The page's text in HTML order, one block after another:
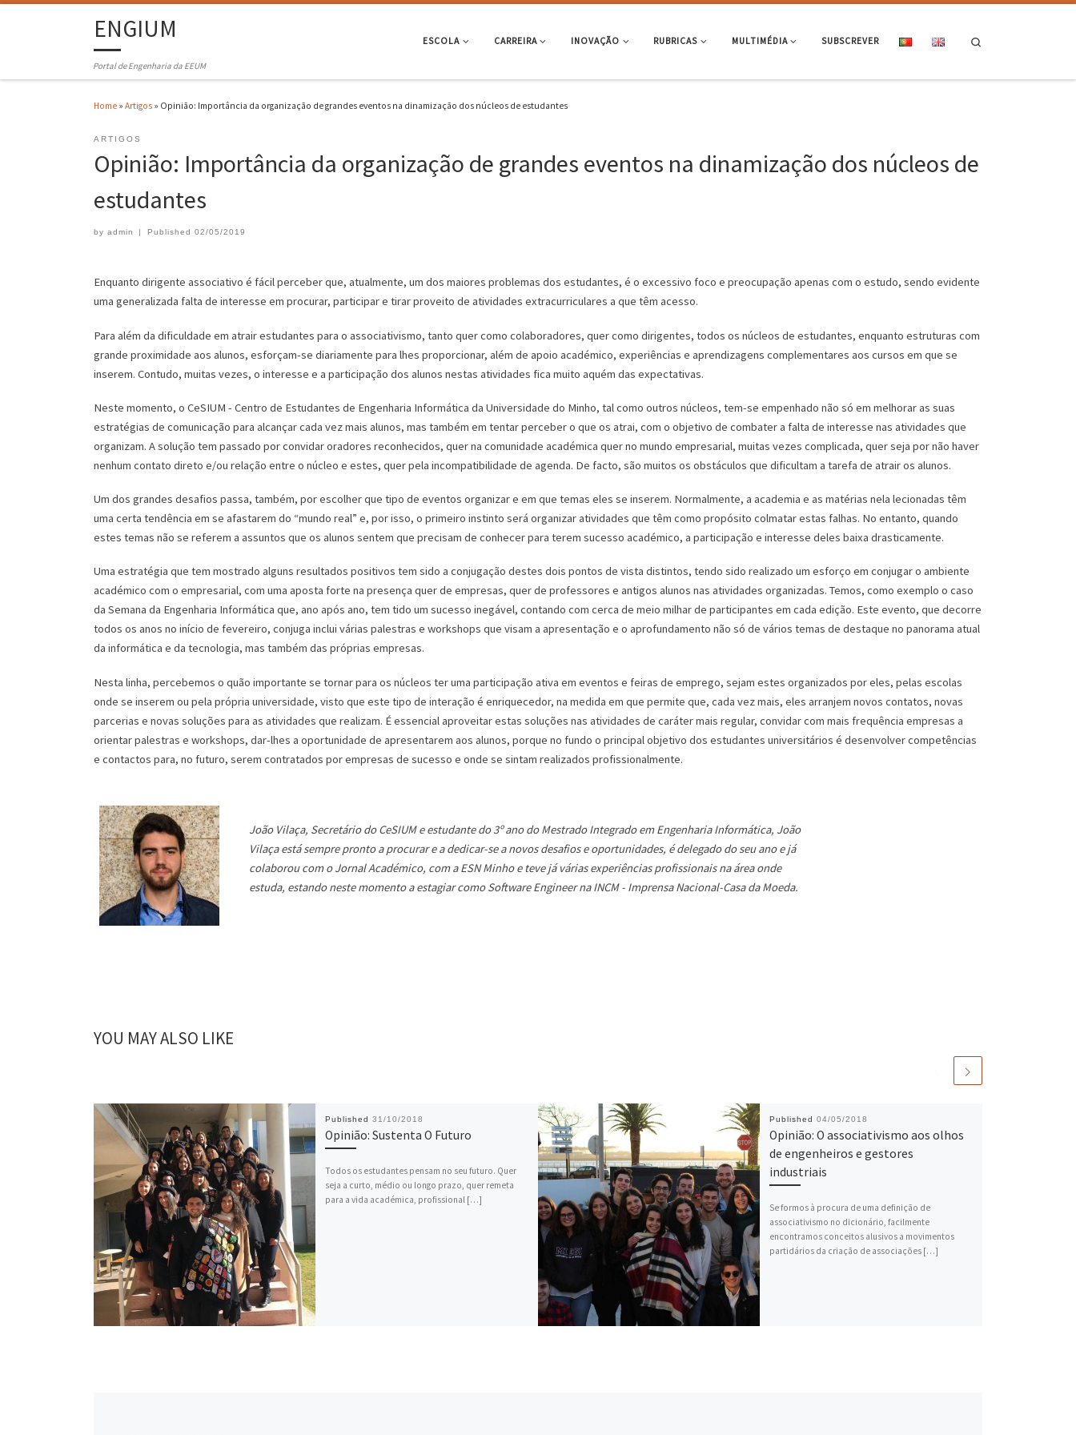
ENGIUM
Portal de Engenharia da EEUM
ESCOLA CARREIRA INOVAÇÃO RUBRICAS MULTIMÉDIA SUBSCREVER
Home » Artigos » Opinião: Importância da organização de grandes eventos na dinamização dos núcleos de estudantes
ARTIGOS
Opinião: Importância da organização de grandes eventos na dinamização dos núcleos de
estudantes
by admin | Published 02/05/2019
Enquanto dirigente associativo é fácil perceber que, atualmente, um dos maiores problemas dos estudantes, é o excessivo foco e preocupação apenas com o estudo, sendo evidente
uma generalizada falta de interesse em procurar, participar e tirar proveito de atividades extracurriculares a que têm acesso.
Para além da dificuldade em atrair estudantes para o associativismo, tanto quer como colaboradores, quer como dirigentes, todos os núcleos de estudantes, enquanto estruturas com
grande proximidade aos alunos, esforçam-se diariamente para lhes proporcionar, além de apoio académico, experiências e aprendizagens complementares aos cursos em que se
inserem. Contudo, muitas vezes, o interesse e a participação dos alunos nestas atividades fica muito aquém das expectativas.
Neste momento, o CeSIUM - Centro de Estudantes de Engenharia Informática da Universidade do Minho, tal como outros núcleos, tem-se empenhado não só em melhorar as suas
estratégias de comunicação para alcançar cada vez mais alunos, mas também em tentar perceber o que os atrai, com o objetivo de combater a falta de interesse nas atividades que
organizam. A solução tem passado por convidar oradores reconhecidos, quer na comunidade académica quer no mundo empresarial, muitas vezes complicada, quer seja por não haver
nenhum contato direto e/ou relação entre o núcleo e estes, quer pela incompatibilidade de agenda. De facto, são muitos os obstáculos que dificultam a tarefa de atrair os alunos.
Um dos grandes desafios passa, também, por escolher que tipo de eventos organizar e em que temas eles se inserem. Normalmente, a academia e as matérias nela lecionadas têm
uma certa tendência em se afastarem do “mundo real” e, por isso, o primeiro instinto será organizar atividades que têm como propósito colmatar estas falhas. No entanto, quando
estes temas não se referem a assuntos que os alunos sentem que precisam de conhecer para terem sucesso académico, a participação e interesse deles baixa drasticamente.
Uma estratégia que tem mostrado alguns resultados positivos tem sido a conjugação destes dois pontos de vista distintos, tendo sido realizado um esforço em conjugar o ambiente
académico com o empresarial, com uma aposta forte na presença quer de empresas, quer de professores e antigos alunos nas atividades organizadas. Temos, como exemplo o caso
da Semana da Engenharia Informática que, ano após ano, tem tido um sucesso inegável, contando com cerca de meio milhar de participantes em cada edição. Este evento, que decorre
todos os anos no início de fevereiro, conjuga inclui várias palestras e workshops que visam a apresentação e o aprofundamento não só de vários temas de destaque no panorama atual
da informática e da tecnologia, mas também das próprias empresas.
Nesta linha, percebemos o quão importante se tornar para os núcleos ter uma participação ativa em eventos e feiras de emprego, sejam estes organizados por eles, pelas escolas
onde se inserem ou pela própria universidade, visto que este tipo de interação é enriquecedor, na medida em que permite que, cada vez mais, eles arranjem novos contatos, novas
parcerias e novas soluções para as atividades que realizam. É essencial aproveitar estas soluções nas atividades de caráter mais regular, convidar com mais frequência empresas a
orientar palestras e workshops, dar-lhes a oportunidade de apresentarem aos alunos, porque no fundo o principal objetivo dos estudantes universitários é desenvolver competências
e contactos para, no futuro, serem contratados por empresas de sucesso e onde se sintam realizados profissionalmente.
João Vilaça, Secretário do CeSIUM e estudante do 3º ano do Mestrado Integrado em Engenharia Informática, João
Vilaça está sempre pronto a procurar e a dedicar-se a novos desafios e oportunidades, é delegado do seu ano e já
colaborou com o Jornal Académico, com a ESN Minho e teve já várias experiências profissionais na área onde
estuda, estando neste momento a estagiar como Software Engineer na INCM - Imprensa Nacional-Casa da Moeda.
YOU MAY ALSO LIKE
Published 31/10/2018
Opinião: Sustenta O Futuro
Todos os estudantes pensam no seu futuro. Quer
seja a curto, médio ou longo prazo, quer remeta
para a vida académica, profissional […]
Published 04/05/2018
Opinião: O associativismo aos olhos
de engenheiros e gestores
industriais
Se formos à procura de uma definição de
associativismo no dicionário, facilmente
encontramos conceitos alusivos a movimentos
partidários da criação de associações […]